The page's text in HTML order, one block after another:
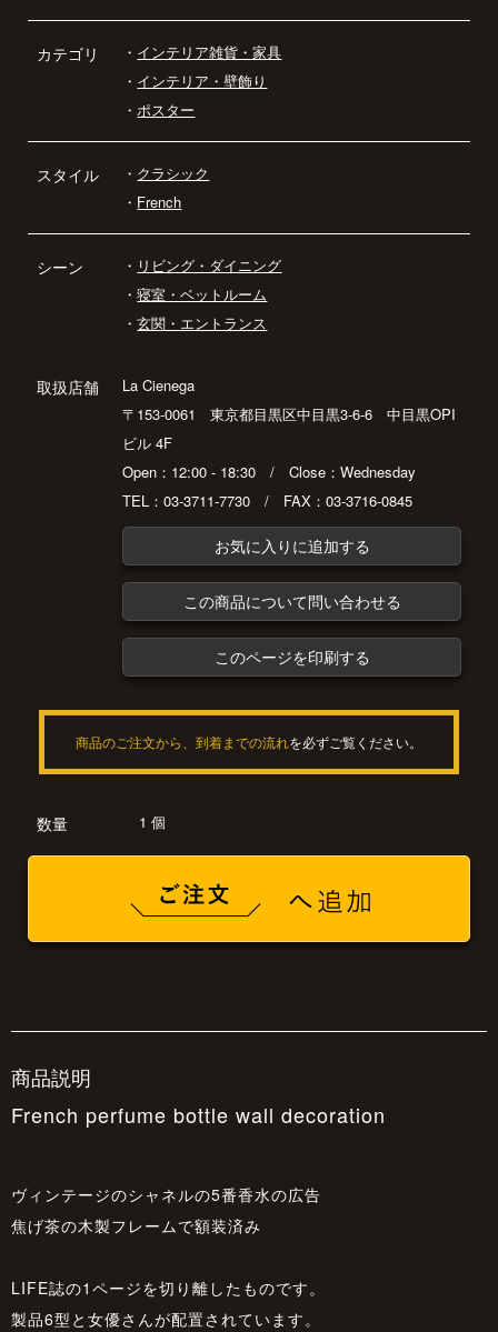
カテゴリ ・ インテリア雑貨・家具
・ インテリア・壁飾り
・ポスター
スタイル ・ クラシック
・ French
シーン ・ リビング・ダイニング
・寝室・ベットルーム
・玄関・エントランス
取扱店舗
La Cienega
〒153-0061 東京都目黒区中目黒3-6-6 中目黒OPI
ビル 4F
Open：12:00 - 18:30 / Close：Wednesday
TEL：03-3711-7730 / FAX：03-3716-0845
お気に入りに追加する
この商品について問い合わせる
このページを印刷する
商品のご注文から、到着までの流れを必ずご覧ください。
数量 1 個
商品説明
French perfume bottle wall decoration
ヴィンテージのシャネルの5番香水の広告
焦げ茶の木製フレームで額装済み
LIFE誌の1ページを切り離したものです。
製品6型と女優さんが配置されています。